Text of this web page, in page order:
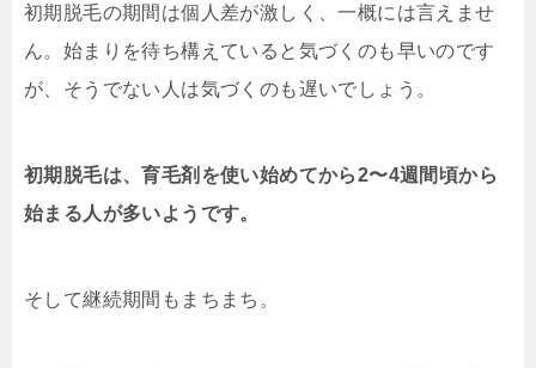
初期脱毛の期間は個人差が激しく、一概には言えませ
ん。始まりを待ち構えていると気づくのも早いのです
が、そうでない人は気づくのも遅いでしょう。
初期脱毛は、育毛剤を使い始めてから2〜4週間頃から
始まる人が多いようです。
そして継続期間もまちまち。